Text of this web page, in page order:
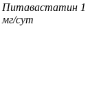
Питавастатин 1
мг/сут